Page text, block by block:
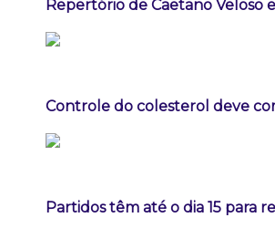
Repertório de Caetano Veloso
Controle do colesterol deve
Partidos têm até o dia 15 para